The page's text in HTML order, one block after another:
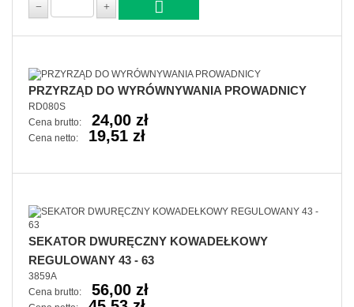
PRZYRZĄD DO WYRÓWNYWANIA PROWADNICY
RD080S
Cena brutto:
24,00 zł
Cena netto: 19,51 zł
SEKATOR DWURĘCZNY KOWADEŁKOWY
REGULOWANY 43 - 63
3859A
Cena brutto:
56,00 zł